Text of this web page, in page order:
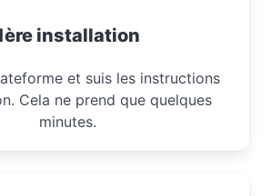
installation
et suis les instructions
Cela ne prend que quelques
minutes.